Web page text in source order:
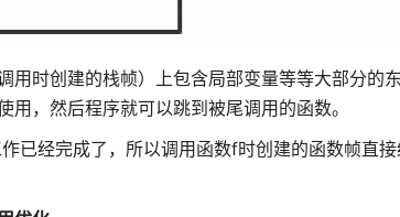
时创建的栈帧）上包含局部变量等等大部分的
，然后程序就可以跳到被尾调用的函数。
已经完成了，所以调用函数f时创建的函数帧直